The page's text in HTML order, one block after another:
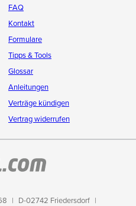
FAQ
Kontakt
Formulare
Tipps & Tools
Glossar
Anleitungen
Verträge kündigen
Vertrag widerrufen
D-02742 Friedersdorf